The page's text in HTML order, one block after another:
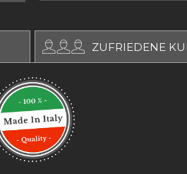
ZUFRIEDENE